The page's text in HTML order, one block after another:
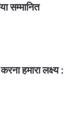
सम्मानित
हमारा लक्ष्य :